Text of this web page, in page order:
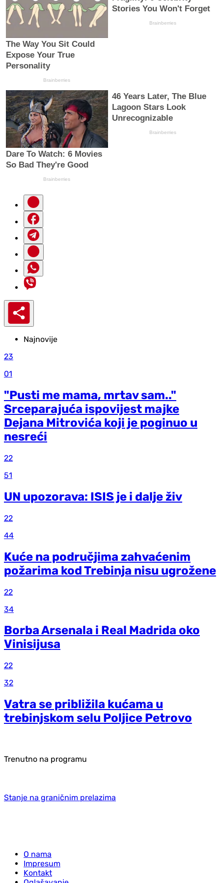
Najnovije
23
01
"Pusti me mama, mrtav sam.."
Srceparajuća ispovijest majke
Dejana Mitrovića koji je poginuo u
nesreći
22
51
UN upozorava: ISIS je i dalje živ
22
44
Kuće na područjima zahvaćenim
požarima kod Trebinja nisu ugrožene
22
34
Borba Arsenala i Real Madrida oko
Vinisijusa
22
32
Vatra se približila kućama u
trebinjskom selu Poljice Petrovo
Trenutno na programu
Stanje na graničnim prelazima
O nama
Impresum
Kontakt